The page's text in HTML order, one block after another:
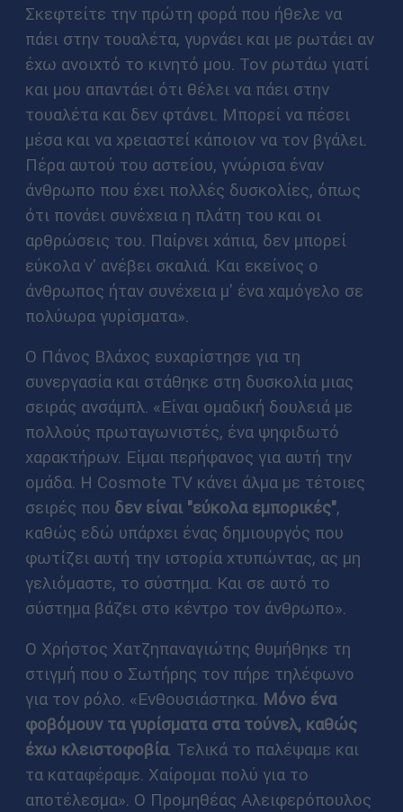
Σκεφτείτε την πρώτη φορά που ήθελε να
πάει στην τουαλέτα, γυρνάει και με ρωτάει αν
έχω ανοιχτό το κινητό μου. Τον ρωτάω γιατί
και μου απαντάει ότι θέλει να πάει στην
τουαλέτα και δεν φτάνει. Μπορεί να πέσει
μέσα και να χρειαστεί κάποιον να τον βγάλει.
Πέρα αυτού του αστείου, γνώρισα έναν
άνθρωπο που έχει πολλές δυσκολίες, όπως
ότι πονάει συνέχεια η πλάτη του και οι
αρθρώσεις του. Παίρνει χάπια, δεν μπορεί
εύκολα ν' ανέβει σκαλιά. Και εκείνος ο
άνθρωπος ήταν συνέχεια μ' ένα χαμόγελο σε
πολύωρα γυρίσματα».
Ο Πάνος Βλάχος ευχαρίστησε για τη
συνεργασία και στάθηκε στη δυσκολία μιας
σειράς ανσάμπλ. «Είναι ομαδική δουλειά με
πολλούς πρωταγωνιστές, ένα ψηφιδωτό
χαρακτήρων. Είμαι περήφανος για αυτή την
ομάδα. Η Cosmote TV κάνει άλμα με τέτοιες
σειρές που δεν είναι "εύκολα εμπορικές",
καθώς εδώ υπάρχει ένας δημιουργός που
φωτίζει αυτή την ιστορία χτυπώντας, ας μη
γελιόμαστε, το σύστημα. Και σε αυτό το
σύστημα βάζει στο κέντρο τον άνθρωπο».
Ο Χρήστος Χατζηπαναγιώτης θυμήθηκε τη
στιγμή που ο Σωτήρης τον πήρε τηλέφωνο
για τον ρόλο. «Ενθουσιάστηκα. Μόνο ένα
φοβόμουν τα γυρίσματα στα τούνελ, καθώς
έχω κλειστοφοβία. Τελικά το παλέψαμε και
τα καταφέραμε. Χαίρομαι πολύ για το
αποτέλεσμα». Ο Προμηθέας Αλειφερόπουλος